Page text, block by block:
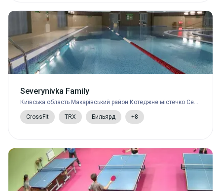
Severynivka Family
Київська область Макарівський район Котеджне містечко Северинівка вулиця Северина Наливайка 3
CrossFit TRX Бильярд +8